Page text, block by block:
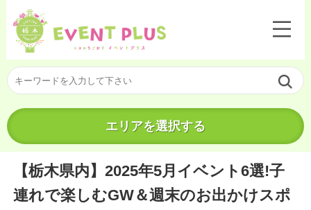
エリアを選択する
【栃木県内】2025年5月イベント6選!子
連れで楽しむGW＆週末のお出かけスポ